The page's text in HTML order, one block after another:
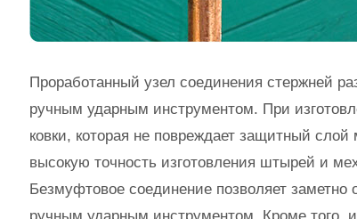
Проработанный узел соединения стержней
ручным ударным инструментом. При
ковки, которая не повреждает защитный
высокую точность изготовления штырей и
Безмуфтовое соединение позволяет заметно